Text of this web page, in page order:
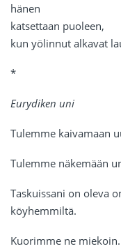
hänen
katsettaan puoleen,
kun yölinnut alkavat
*
Eurydiken uni
Tulemme kaivamaan
Tulemme näkemään
Taskuissani on oleva
köyhemmiltä.
Kuorimme ne miekoin.